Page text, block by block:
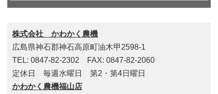
株式会社 かわかく農機
広島県神石郡神石高原町油木甲2598-1
TEL: 0847-82-2302 FAX: 0847-82-2060
定休日 毎週水曜日 第2・第4日曜日
かわかく農機福山店